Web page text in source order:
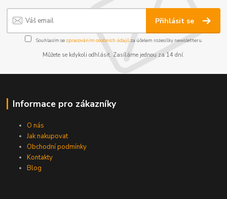
Přihlásit se
Souhlasím se zpracováním osobních údajůza účelem rozesílky newsletteru.
Můžete se kdykoli odhlásit. Zasíláme jednou za 14 dní.
Informace pro zákazníky
O nás
Jak nakupovat
Obchodní podmínky
Kontakty
Blog